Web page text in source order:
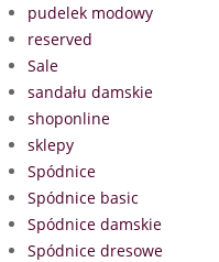
pudelek modowy
reserved
Sale
sandału damskie
shoponline
sklepy
Spódnice
Spódnice basic
Spódnice damskie
Spódnice dresowe